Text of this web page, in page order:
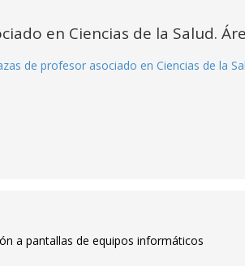
en Ciencias de la Salud.
de profesor asociado en Ciencias de la
a pantallas de equipos informáticos